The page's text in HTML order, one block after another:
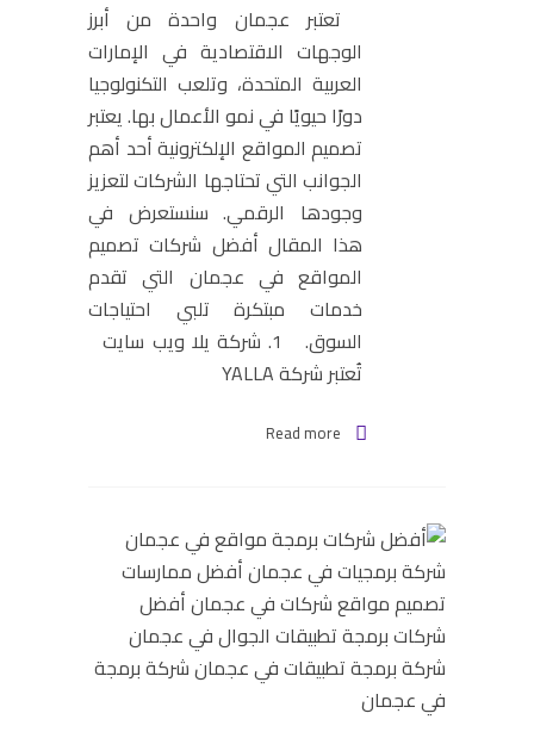
تعتبر عجمان واحدة من أبرز
الوجهات الاقتصادية في الإمارات
العربية المتحدة، وتلعب التكنولوجيا
دورًا حيويًا في نمو الأعمال بها. يعتبر
تصميم المواقع الإلكترونية أحد أهم
الجوانب التي تحتاجها الشركات لتعزيز
وجودها الرقمي. سنستعرض في
هذا المقال أفضل شركات تصميم
المواقع في عجمان التي تقدم
خدمات مبتكرة تلبي احتياجات
السوق. 1. شركة يلا ويب سايت
تُعتبر شركة YALLA
Read more